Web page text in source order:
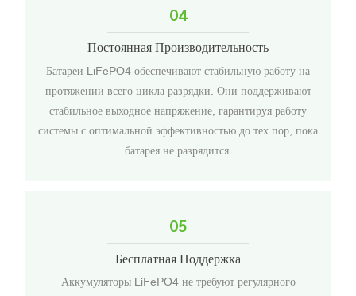
04
Постоянная Производительность
Батареи LiFePO4 обеспечивают стабильную работу на
протяжении всего цикла разрядки. Они поддерживают
стабильное выходное напряжение, гарантируя работу
системы с оптимальной эффективностью до тех пор, пока
батарея не разрядится.
05
Бесплатная Поддержка
Аккумуляторы LiFePO4 не требуют регулярного